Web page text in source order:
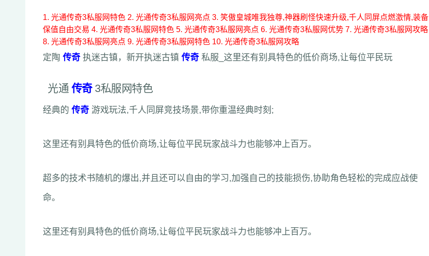
1. 光通传奇3私服网特色 2. 光通传奇3私服网亮点 3. 笑傲皇城唯我独尊,神器刷怪快速升级,千人同屏点燃激情,装备
保值自由交易 4. 光通传奇3私服网特色 5. 光通传奇3私服网亮点 6. 光通传奇3私服网优势 7. 光通传奇3私服网攻略
8. 光通传奇3私服网亮点 9. 光通传奇3私服网特色 10. 光通传奇3私服网攻略
定陶 传奇 执迷古镇，新开执迷古镇 传奇 私服_这里还有别具特色的低价商场,让每位平民玩
光通 传奇 3私服网特色
经典的 传奇 游戏玩法,千人同屏竞技场景,带你重温经典时刻;
这里还有别具特色的低价商场,让每位平民玩家战斗力也能够冲上百万。
超多的技术书随机的爆出,并且还可以自由的学习,加强自己的技能损伤,协助角色轻松的完成应战使
命。
这里还有别具特色的低价商场,让每位平民玩家战斗力也能够冲上百万。